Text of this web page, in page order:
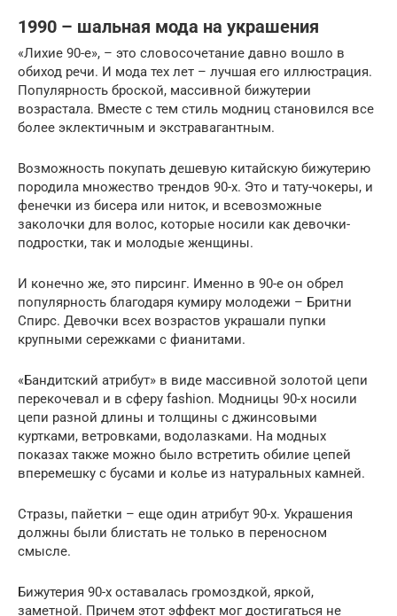
1990 – шальная мода на украшения
«Лихие 90-е», – это словосочетание давно вошло в
обиход речи. И мода тех лет – лучшая его иллюстрация.
Популярность броской, массивной бижутерии
возрастала. Вместе с тем стиль модниц становился все
более эклектичным и экстравагантным.
Возможность покупать дешевую китайскую бижутерию
породила множество трендов 90-х. Это и тату-чокеры, и
фенечки из бисера или ниток, и всевозможные
заколочки для волос, которые носили как девочки-
подростки, так и молодые женщины.
И конечно же, это пирсинг. Именно в 90-е он обрел
популярность благодаря кумиру молодежи – Бритни
Спирс. Девочки всех возрастов украшали пупки
крупными сережками с фианитами.
«Бандитский атрибут» в виде массивной золотой цепи
перекочевал и в сферу fashion. Модницы 90-х носили
цепи разной длины и толщины с джинсовыми
куртками, ветровками, водолазками. На модных
показах также можно было встретить обилие цепей
вперемешку с бусами и колье из натуральных камней.
Стразы, пайетки – еще один атрибут 90-х. Украшения
должны были блистать не только в переносном
смысле.
Бижутерия 90-х оставалась громоздкой, яркой,
заметной. Причем этот эффект мог достигаться не